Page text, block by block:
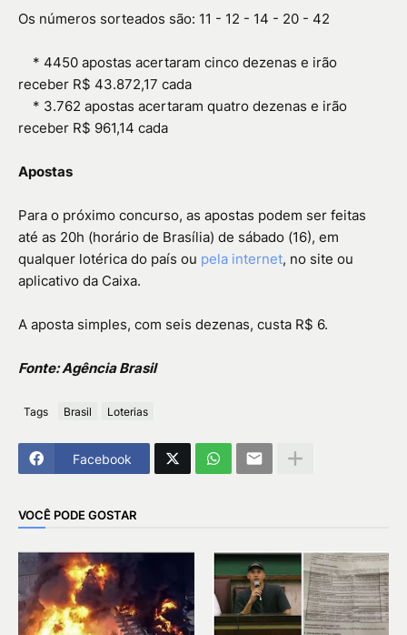
Os números sorteados são: 11 - 12 - 14 - 20 - 42
* 4450 apostas acertaram cinco dezenas e irão
receber R$ 43.872,17 cada
* 3.762 apostas acertaram quatro dezenas e irão
receber R$ 961,14 cada
Apostas
Para o próximo concurso, as apostas podem ser feitas
até as 20h (horário de Brasília) de sábado (16), em
qualquer lotérica do país ou pela internet, no site ou
aplicativo da Caixa.
A aposta simples, com seis dezenas, custa R$ 6.
Fonte: Agência Brasil
Tags Brasil Loterias
Facebook
VOCÊ PODE GOSTAR